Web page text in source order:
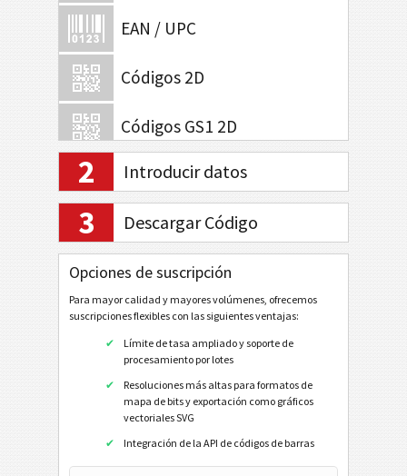
EAN / UPC
Códigos 2D
Códigos GS1 2D
Banca electrónica / SEPA
Mobile Tagging
Códigos de sanidad
Códigos ISBN
Tarjetas de visita
Eventos
2 Introducir datos
3 Descargar Código
Opciones de suscripción
Para mayor calidad y mayores volúmenes, ofrecemos
suscripciones flexibles con las siguientes ventajas:
Límite de tasa ampliado y soporte de
procesamiento por lotes
Resoluciones más altas para formatos de
mapa de bits y exportación como gráficos
vectoriales SVG
Integración de la API de códigos de barras